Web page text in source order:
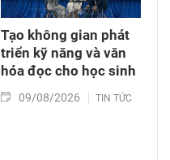
Tạo không gian phát
triển kỹ năng và văn
hóa đọc cho học sinh
09/08/2026 TIN TỨC